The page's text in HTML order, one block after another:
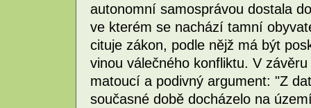
autonomní samosprávou dostala
ve kterém se nachází tamní
cituje zákon, podle nějž má být
vinou válečného konfliktu. V
matoucí a podivný argument: "Z
současné době docházelo na